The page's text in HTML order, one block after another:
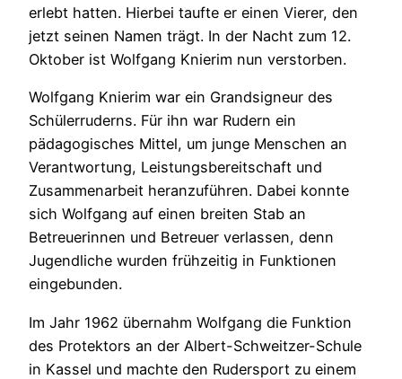
erlebt hatten. Hierbei taufte er einen Vierer, den
jetzt seinen Namen trägt. In der Nacht zum 12.
Oktober ist Wolfgang Knierim nun verstorben.
Wolfgang Knierim war ein Grandsigneur des
Schülerruderns. Für ihn war Rudern ein
pädagogisches Mittel, um junge Menschen an
Verantwortung, Leistungsbereitschaft und
Zusammenarbeit heranzuführen. Dabei konnte
sich Wolfgang auf einen breiten Stab an
Betreuerinnen und Betreuer verlassen, denn
Jugendliche wurden frühzeitig in Funktionen
eingebunden.
Im Jahr 1962 übernahm Wolfgang die Funktion
des Protektors an der Albert-Schweitzer-Schule
in Kassel und machte den Rudersport zu einem